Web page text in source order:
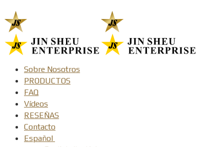
Sobre Nosotros
PRODUCTOS
FAQ
Vídeos
RESEÑAS
Contacto
Español